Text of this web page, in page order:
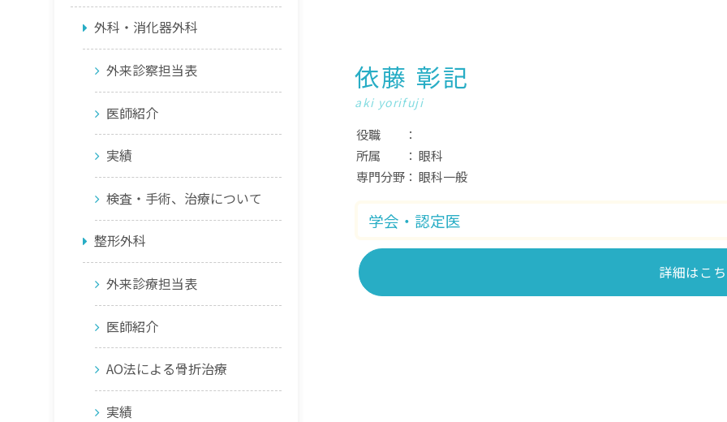
依藤 彰記
aki yorifuji
役職
所属
眼科
専門分野
眼科一般
学会・認定医
詳細はこ
外科・消化器外科
外来診察担当表
医師紹介
実績
検査・手術、治療について
整形外科
外来診療担当表
医師紹介
AO法による骨折治療
実績